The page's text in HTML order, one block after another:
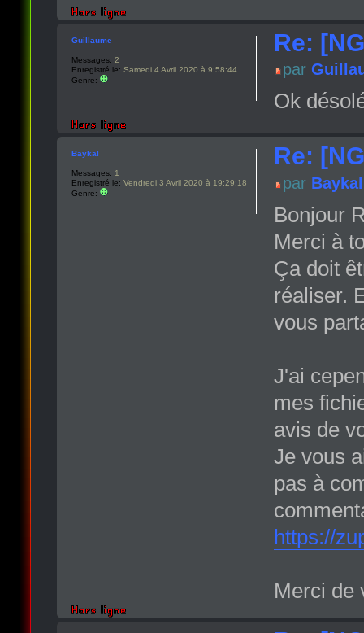
Re:
par
Ok
Guillaume
Messages: 2
Enregistré le: Samedi 4 Avril 2020 à 9:58:44
Genre:
Re:
par Baykal
Bonjour
Merci à
Ça doit
réaliser.
vous
J'ai
mes
avis de
Je vous
pas à
https://
Merci de
Baykal
Messages: 1
Enregistré le: Vendredi 3 Avril 2020 à 19:29:18
Genre: